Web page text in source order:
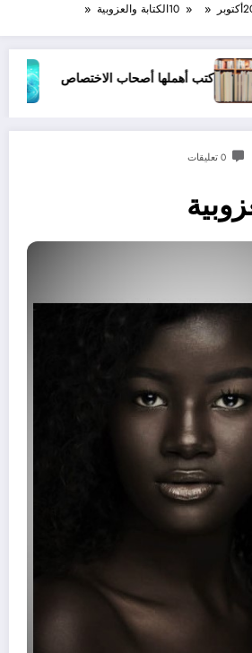
أكتوبر 10الكتابة والعزوبية
أهملها أصحاب الاختصاص أفضل
0 تعليقات